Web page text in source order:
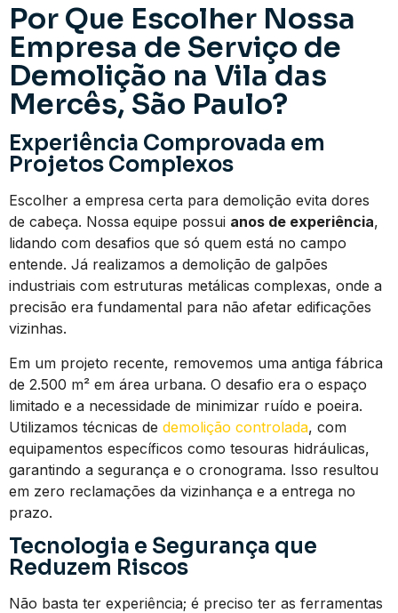
Por Que Escolher Nossa
Empresa de Serviço de
Demolição na Vila das
Mercês, São Paulo?
Experiência Comprovada em
Projetos Complexos
Escolher a empresa certa para demolição evita dores
de cabeça. Nossa equipe possui anos de experiência,
lidando com desafios que só quem está no campo
entende. Já realizamos a demolição de galpões
industriais com estruturas metálicas complexas, onde a
precisão era fundamental para não afetar edificações
vizinhas.
Em um projeto recente, removemos uma antiga fábrica
de 2.500 m² em área urbana. O desafio era o espaço
limitado e a necessidade de minimizar ruído e poeira.
Utilizamos técnicas de demolição controlada, com
equipamentos específicos como tesouras hidráulicas,
garantindo a segurança e o cronograma. Isso resultou
em zero reclamações da vizinhança e a entrega no
prazo.
Tecnologia e Segurança que
Reduzem Riscos
Não basta ter experiência; é preciso ter as ferramentas